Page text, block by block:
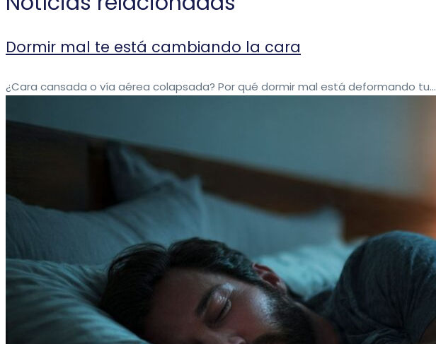
Dormir mal te está cambiando la cara
¿Cara cansada o vía aérea colapsada? Por qué dormir mal está deformando tu...